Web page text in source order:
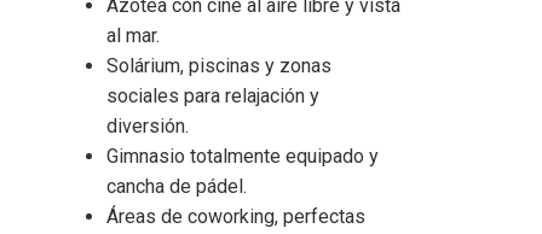
Azotea con cine al aire libre y vista
al mar.
Solárium, piscinas y zonas
sociales para relajación y
diversión.
Gimnasio totalmente equipado y
cancha de pádel.
Áreas de coworking, perfectas